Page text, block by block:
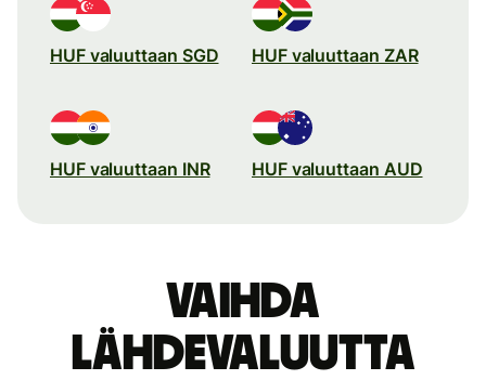
HUF valuuttaan SGD HUF valuuttaan ZAR
HUF valuuttaan INR HUF valuuttaan AUD
Vaihda
lähdevaluutta